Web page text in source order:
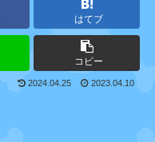
はてブ
コピー
2024.04.25 2023.04.10